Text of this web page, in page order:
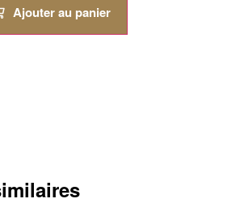
Ajouter au panier